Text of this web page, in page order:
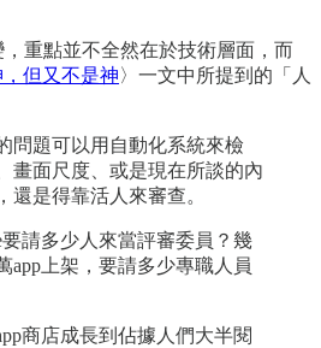
，重點並不全然在於技術層面，而
，但又不是神〉一文中所提到的「人
問題可以用自動化系統來檢
畫面尺度、或是現在所談的內
還是得靠活人來審查。
請多少人來當評審委員？幾
app上架，要請多少專職人員
商店成長到佔據人們大半閱